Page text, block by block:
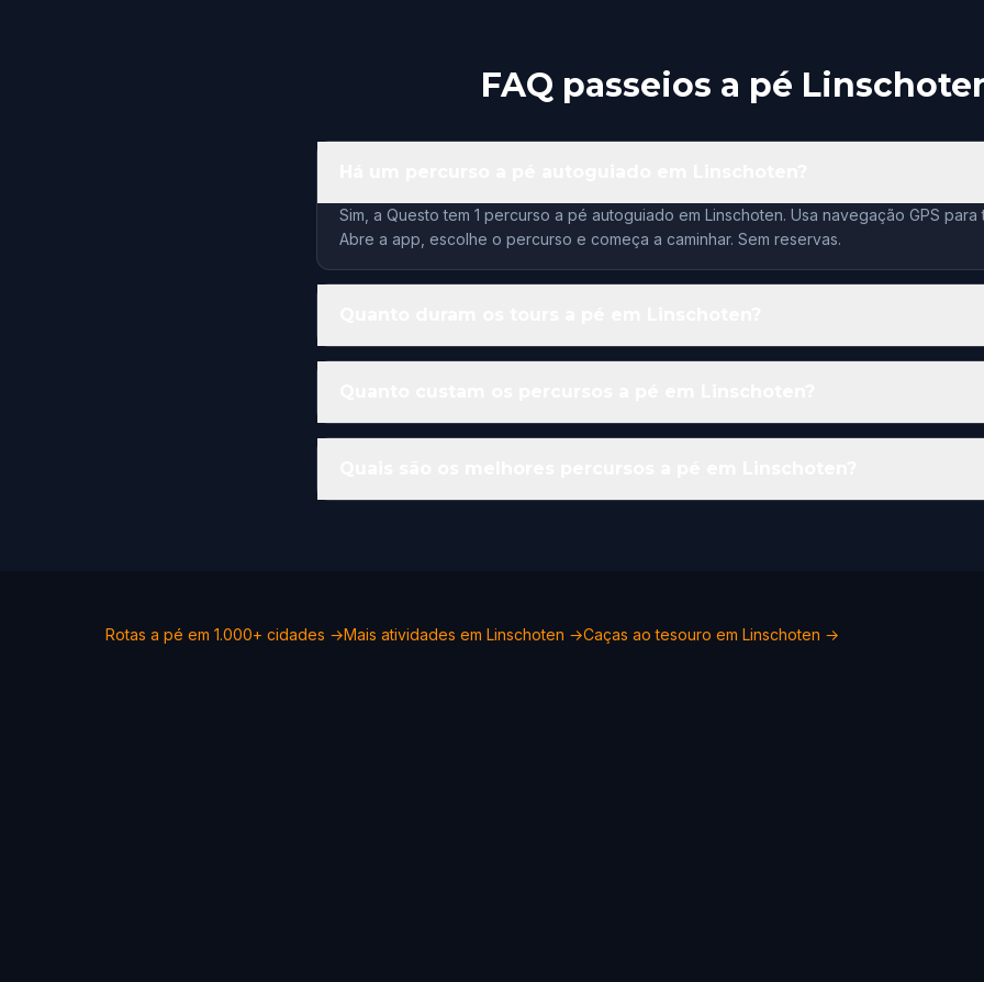
FAQ passeios a pé
Sim, a Questo tem 1 percurso a pé autoguiado em Linschoten. Usa navegação GPS para
Abre a app, escolhe o percurso e começa a caminhar. Sem reservas.
Rotas a pé em 1.000+ cidades →Mais atividades em Linschoten →Caças ao tesouro em Linschoten →